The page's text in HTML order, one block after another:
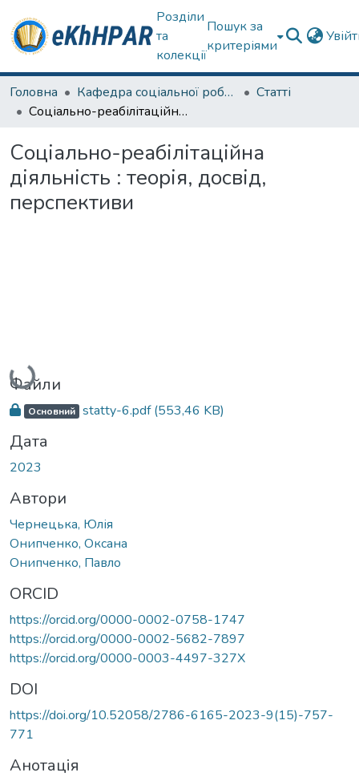
Розділи
та
колекції
Пошук за
критеріями
Головна Кафедра соціальної роботи
Статті
Соціально-реабілітаційна діяльність : теорія, досвід, перспективи
Соціально-реабілітаційна
діяльність : теорія, досвід,
перспективи
Вантажиться...
Файли
Основний statty-6.pdf(553,46 KB)
Дата
2023
Автори
Чернецька, Юлія
Онипченко, Оксана
Онипченко, Павло
ORCID
https://orcid.org/0000-0002-0758-1747
https://orcid.org/0000-0002-5682-7897
https://orcid.org/0000-0003-4497-327X
DOI
https://doi.org/10.52058/2786-6165-2023-9(15)-757-
771
Анотація